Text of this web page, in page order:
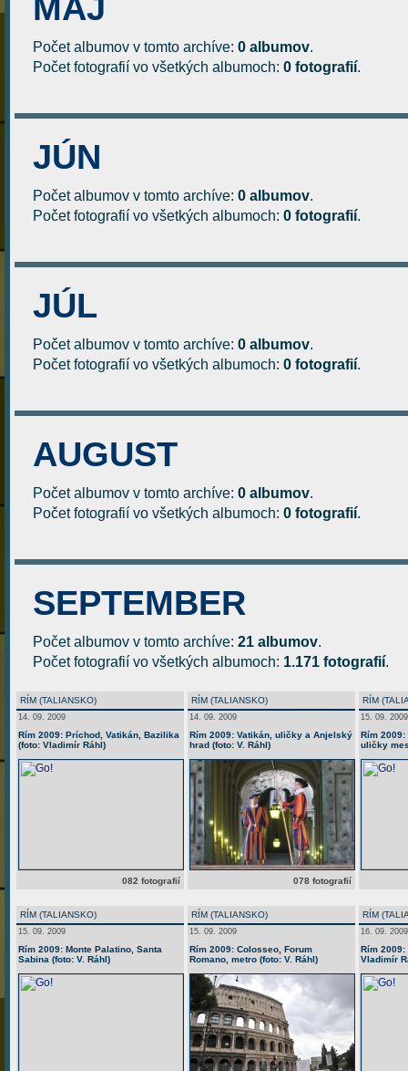
MÁJ
Počet albumov v tomto archíve: 0 albumov.
Počet fotografií vo všetkých albumoch: 0 fotografií.
JÚN
Počet albumov v tomto archíve: 0 albumov.
Počet fotografií vo všetkých albumoch: 0 fotografií.
JÚL
Počet albumov v tomto archíve: 0 albumov.
Počet fotografií vo všetkých albumoch: 0 fotografií.
AUGUST
Počet albumov v tomto archíve: 0 albumov.
Počet fotografií vo všetkých albumoch: 0 fotografií.
SEPTEMBER
Počet albumov v tomto archíve: 21 albumov.
Počet fotografií vo všetkých albumoch: 1.171 fotografií.
RÍM (TALIANSKO)
14. 09. 2009
Rím 2009: Príchod, Vatikán, Bazilika
(foto: Vladimír Ráhl)
082 fotografií
RÍM (TALIANSKO)
14. 09. 2009
Rím 2009: Vatikán, uličky a Anjelský
hrad (foto: V. Ráhl)
078 fotografií
RÍM
15. 09. 2009
Rím
uličky
RÍM (TALIANSKO)
15. 09. 2009
Rím 2009: Monte Palatino, Santa
Sabina (foto: V. Ráhl)
RÍM (TALIANSKO)
15. 09. 2009
Rím 2009: Colosseo, Forum
Romano, metro (foto: V. Ráhl)
RÍM
16. 09. 2009
Rím 2009:
Vladimír